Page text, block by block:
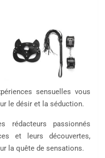
sensuelles vous
le désir et la séduction.
passionnés
et leurs découvertes,
la quête de sensations.